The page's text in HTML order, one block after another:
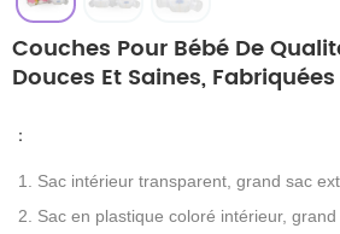
Couches Pour Bébé De
Douces Et Saines,
：
1. Sac intérieur transparent, grand sac
2. Sac en plastique coloré intérieur,